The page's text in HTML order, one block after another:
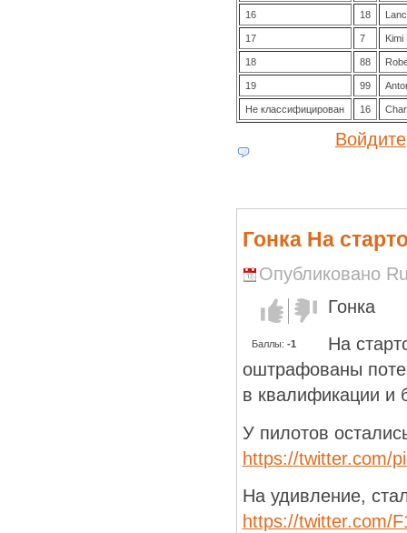
16 18
17 7 Kimi
18 88
19 99
Не классифицирован 16
Войдите
Гонка На
Опубликовано
Голос за!Голос
против!
Баллы: -1
Гонка
На
оштрафованы
в квалификации и
У пилотов
https://twitter.com/
На удивление,
https://twitter.com/